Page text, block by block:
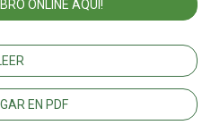
ONLINE AQUI!
LEER
EN PDF